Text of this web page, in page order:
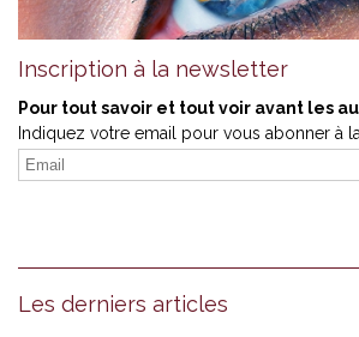
Inscription à la newsletter
Pour tout savoir et tout voir avant les
Indiquez votre email pour vous abonner à
Les derniers articles